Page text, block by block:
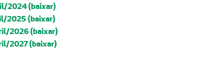
2024 (baixar)
2025 (baixar)
2026 (baixar)
2027 (baixar)